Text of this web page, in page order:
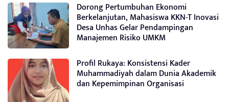
Dorong Pertumbuhan Ekonomi
Berkelanjutan, Mahasiswa KKN-T Inovasi
Desa Unhas Gelar Pendampingan
Manajemen Risiko UMKM
Profil Rukaya: Konsistensi Kader
Muhammadiyah dalam Dunia Akademik
dan Kepemimpinan Organisasi